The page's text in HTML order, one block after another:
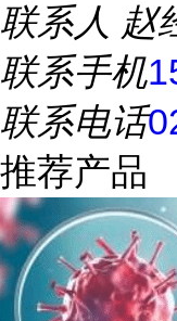
联系人 赵
联系手机
联系电话
推荐产品